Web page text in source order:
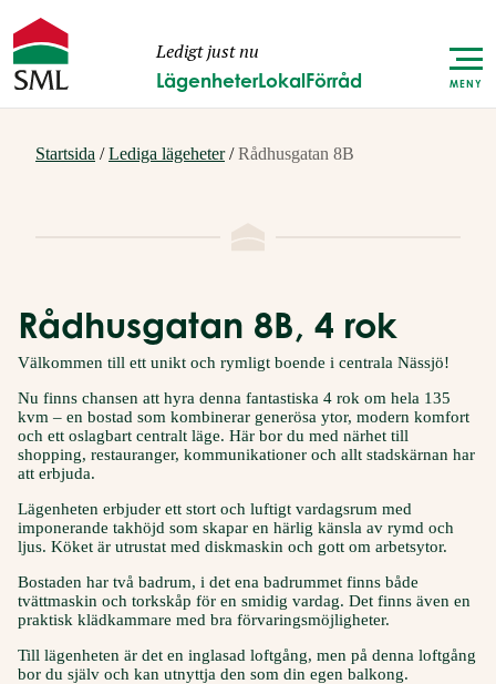
Ledigt just nu
LägenheterLokalFörråd MENY
Startsida /Lediga lägeheter/Rådhusgatan 8B
Rådhusgatan 8B, 4 rok
Välkommen till ett unikt och rymligt boende i centrala Nässjö!
Nu finns chansen att hyra denna fantastiska 4 rok om hela 135
kvm – en bostad som kombinerar generösa ytor, modern komfort
och ett oslagbart centralt läge. Här bor du med närhet till
shopping, restauranger, kommunikationer och allt stadskärnan har
att erbjuda.
Lägenheten erbjuder ett stort och luftigt vardagsrum med
imponerande takhöjd som skapar en härlig känsla av rymd och
ljus. Köket är utrustat med diskmaskin och gott om arbetsytor.
Bostaden har två badrum, i det ena badrummet finns både
tvättmaskin och torkskåp för en smidig vardag. Det finns även en
praktisk klädkammare med bra förvaringsmöjligheter.
Till lägenheten är det en inglasad loftgång, men på denna loftgång
bor du själv och kan utnyttja den som din egen balkong.